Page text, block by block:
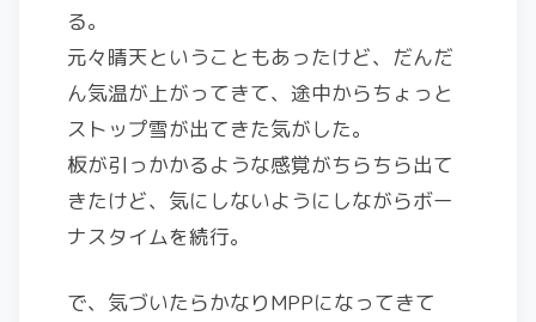
る。
元々晴天ということもあったけど、だんだ
ん気温が上がってきて、途中からちょっと
ストップ雪が出てきた気がした。
板が引っかかるような感覚がちらちら出て
きたけど、気にしないようにしながらボー
ナスタイムを続行。
で、気づいたらかなりMPPになってきて